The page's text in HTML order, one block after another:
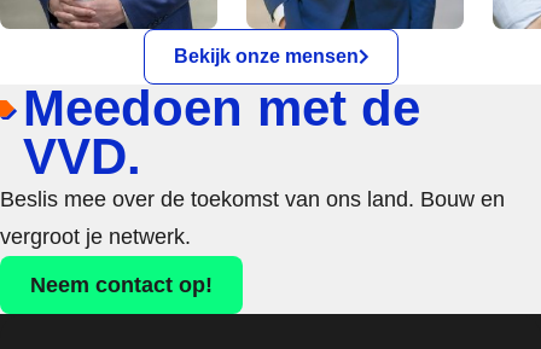
Bekijk onze mensen
Meedoen met de
VVD.
Beslis mee over de toekomst van ons land. Bouw en
vergroot je netwerk.
Neem contact op!